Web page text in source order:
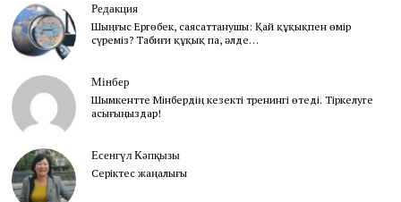
Редакция
Шыңғыс Ергөбек, cаясаттанушы: Қай құқықпен өмір
сүреміз? Табиғи құқық па, әлде…
Мінбер
Шымкентте Мінбердің кезекті тренингі өтеді. Тіркелуге
асығыңыздар!
Есенгүл Кәпқызы
Серіктес жаңалығы